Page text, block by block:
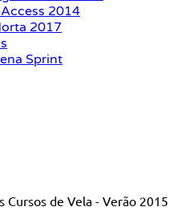
2014
2017
Sprint
Cursos de Vela - Verão 2015